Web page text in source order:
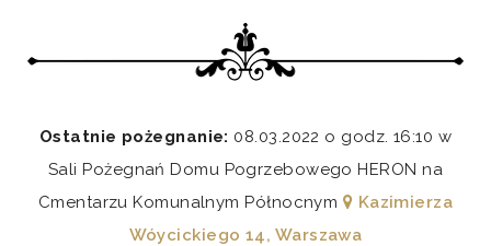
Ostatnie pożegnanie: 08.03.2022 o godz. 16:10 w
Sali Pożegnań Domu Pogrzebowego HERON na
Cmentarzu Komunalnym Północnym
Kazimierza
Wóycickiego 14, Warszawa